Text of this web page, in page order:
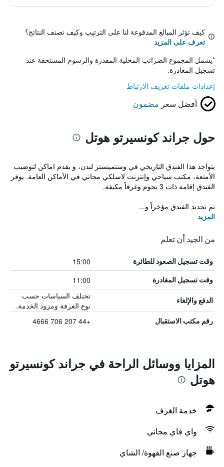
كيف تؤثر المبالغ المدفوعة لنا على الترتيب وكيف نصنف النتائج؟
تعرف على المزيد
*يشمل المجموع الضرائب المحلية المقدرة والرسوم المستحقة عند
تسجيل المغادرة.
إعدادات ملفات تعريف الارتباط
أفضل سعر مضمون
حول جراند كونسيرتو هوتل
يتواجد هذا الفندق التاريخي في وستمينستر لندن، و يقدم اماكن لتوضيب
الأمتعة، مكتب سياحي وإنترنت لاسلكي مجاني في الأماكن العامة. يوفر
الفندق إقامة ذات 3 نجوم وغرفاً مكيفة.
تم تجديد الفندق مؤخراً و...
المزيد
من الجيد أن تعلم
وقت تسجيل الصعود للطائرة 15:00
وقت تسجيل المغادرة 11:00
الدفع والإلغاء
تختلف السياسات حسب
نوع الغرفة ومزود الخدمة.
رقم مكتب الاستقبال +44 207 706 4666
المزايا ووسائل الراحة في جراند كونسيرتو
هوتل
خدمة الغرف
واي فاي مجاني
جهاز صنع القهوة/ الشاي